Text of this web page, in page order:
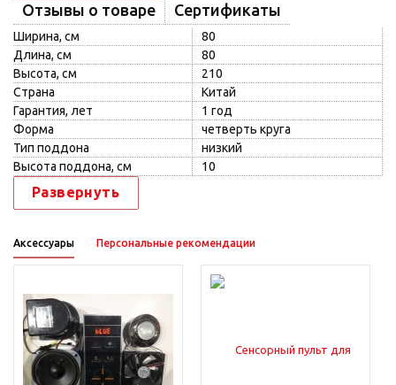
Отзывы о товаре
Сертификаты
Ширина, см
80
Длина, см
80
Высота, см
210
Страна
Китай
Гарантия, лет
1 год
Форма
четверть круга
Тип поддона
низкий
Высота поддона, см
10
Развернуть
Аксессуары Персональные рекомендации